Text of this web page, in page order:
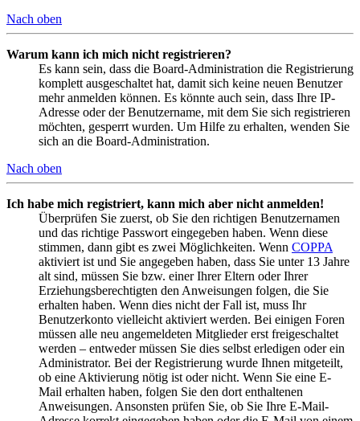
Nach oben
Warum kann ich mich nicht registrieren?
Es kann sein, dass die Board-Administration die Registrierung
komplett ausgeschaltet hat, damit sich keine neuen Benutzer
mehr anmelden können. Es könnte auch sein, dass Ihre IP-
Adresse oder der Benutzername, mit dem Sie sich registrieren
möchten, gesperrt wurden. Um Hilfe zu erhalten, wenden Sie
sich an die Board-Administration.
Nach oben
Ich habe mich registriert, kann mich aber nicht anmelden!
Überprüfen Sie zuerst, ob Sie den richtigen Benutzernamen
und das richtige Passwort eingegeben haben. Wenn diese
stimmen, dann gibt es zwei Möglichkeiten. Wenn COPPA
aktiviert ist und Sie angegeben haben, dass Sie unter 13 Jahre
alt sind, müssen Sie bzw. einer Ihrer Eltern oder Ihrer
Erziehungsberechtigten den Anweisungen folgen, die Sie
erhalten haben. Wenn dies nicht der Fall ist, muss Ihr
Benutzerkonto vielleicht aktiviert werden. Bei einigen Foren
müssen alle neu angemeldeten Mitglieder erst freigeschaltet
werden – entweder müssen Sie dies selbst erledigen oder ein
Administrator. Bei der Registrierung wurde Ihnen mitgeteilt,
ob eine Aktivierung nötig ist oder nicht. Wenn Sie eine E-
Mail erhalten haben, folgen Sie den dort enthaltenen
Anweisungen. Ansonsten prüfen Sie, ob Sie Ihre E-Mail-